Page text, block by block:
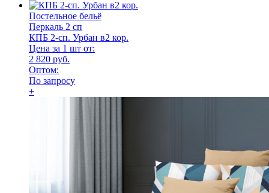
Постельное бельё
Перкаль 2 сп
КПБ 2-сп. Урбан в2 кор.
Цена за 1 шт от:
2 820 руб.
Оптом:
По запросу
+